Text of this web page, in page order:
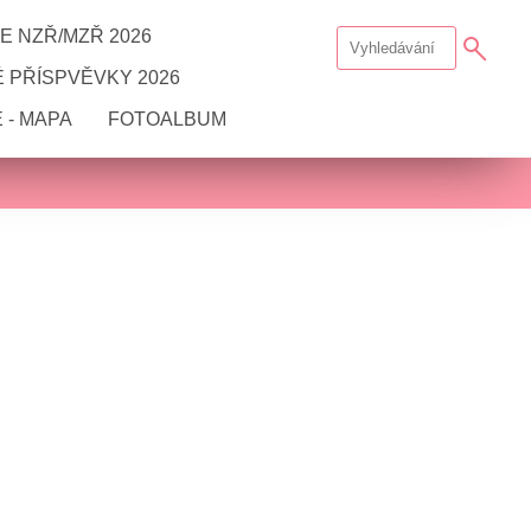
NZŘ/MZŘ 2026
PŘÍSPVĚVKY 2026
- MAPA FOTOALBUM